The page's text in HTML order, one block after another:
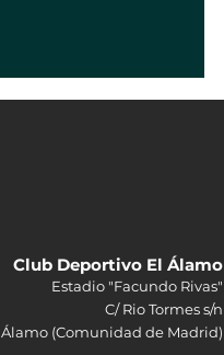
Club Deportivo El Álamo
Estadio "Facundo Rivas"
C/ Rio Tormes s/n
Álamo (Comunidad de Madrid)